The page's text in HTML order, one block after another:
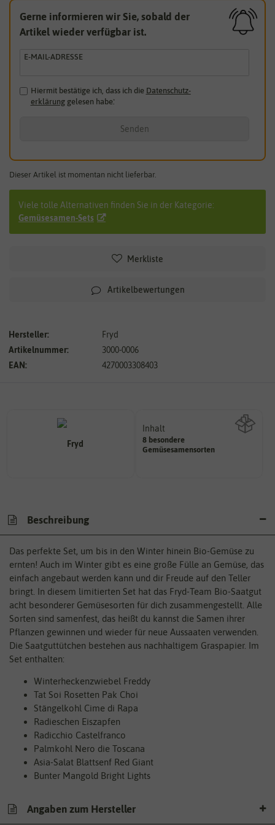
Gerne informieren wir Sie, sobald der
Artikel wieder verfügbar ist.
E-MAIL-ADRESSE
Hiermit bestätige ich, dass ich die Daten­schutz­
erklärunggelesen habe.*
Senden
Dieser Artikel ist momentan nicht lieferbar.
Viele tolle Alternativen finden Sie in der Kategorie:
Gemüsesamen-Sets
Merkliste
Artikelbewertungen
Hersteller:
Fryd
Artikelnummer:
3000-0006
EAN:
4270003308403
Inhalt
8 besondere
Gemüsesamensorten
Wie viel ist enthalten
Beschreibung
Das perfekte Set, um bis in den Winter hinein Bio-Gemüse zu
ernten! Auch im Winter gibt es eine große Fülle an Gemüse, das
einfach angebaut werden kann und dir Freude auf den Teller
bringt. In diesem limitierten Set hat das Fryd-Team Bio-Saatgut
acht besonderer Gemüsesorten für dich zusammengestellt. Alle
Sorten sind samenfest, das heißt du kannst die Samen ihrer
Pflanzen gewinnen und wieder für neue Aussaaten verwenden.
Die Saatguttütchen bestehen aus nachhaltigem Graspapier. Im
Set enthalten:
Winterheckenzwiebel Freddy
Tat Soi Rosetten Pak Choi
Stängelkohl Cime di Rapa
Radieschen Eiszapfen
Radicchio Castelfranco
Palmkohl Nero die Toscana
Asia-Salat Blattsenf Red Giant
Bunter Mangold Bright Lights
Angaben zum Hersteller